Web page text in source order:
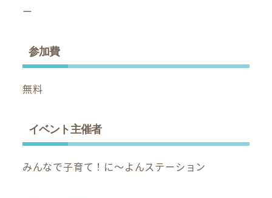
ー
参加費
無料
イベント主催者
みんなで子育て！に～よんステーション